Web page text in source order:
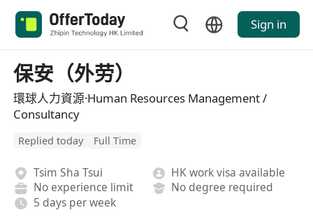
Sign in
保安（外劳）
環球人力資源·Human Resources Management /
Consultancy
Replied today Full Time
Tsim Sha Tsui
HK work visa available
No experience limit
No degree required
5 days per week